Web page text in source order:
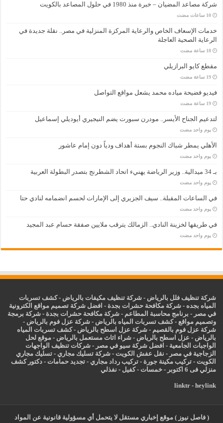
شركة مصاعد المضيان – خبرة منذ 1980 في حلول المصاعد بالكويت
‏10 ساعات مضت
خدمات الإسعاف الخاص والرعاية المركزة المنزلية في مصر.. نقلة جديدة في
الرعاية الصحية العاجلة
‏18 ساعة مضت
مقطع كايو البرازيلي
‏19 ساعة مضت
فيديو فضيحة مياده محمد يشعل مواقع التواصل
‏19 ساعة مضت
لتدعيم الجناح الأيسر.. مودرن سبورت يضم النيجيري أيوديلي إسماعيل
‏يوم واحد مضت
الأهلي يمطر شباك النجوم بستة أهداف ودياً دون إمام عاشور
‏يوم واحد مضت
بـ 34 ميدالية.. وزير الرياضة يهنيء اتحاد الشطرنج بتصدر البطولة العربية
‏يوم واحد مضت
في الساعات المقبلة.. سيف الجزيري إلى الإمارات لحسم انضمامه لنادي حتا
‏يوم واحد مضت
في طريقها لخزينة النادي.. الزمالك يترقب ملايين صفقة حسام عبد المجيد
‏يوم واحد مضت
شركة تنظيف فلل بالرياض -شركة تنظيف مكيفات بالرياض -كشف تسربات
المياه بجده -شركة مكافحة حشرات بجدة - افضل شركة تصميم مواقع الكترونية
في مصر - برنامج محاسبة المطاعم -شركة مكافحة حشرات بجدة -شركة برمجة
وتصميم مواقع -كشف تسربات المياه بالرياض -شركة عزل فوم بالرياض -
شركة عزل فوم بالقصيم -شركة عزل اسطح بالرياض -كشف تسربات المياه
بالرياض - عزل اسطح بالرياض -شراء اثاث مستعمل بالرياض - موقع لحل
الواجبات الجامعية - افضل شركة سيو في مصر -شركات تنظيف الواجهات
الزجاجية في مصر - نقل عفش الكويت -شركة تسليك مجاري -تسليك مجاري
الكويت -تركيب مكينة جورة -تركيب رداد مجاري -تجديد حمامات -دكتور كشف
منزلي فى 6 اكتوبر
-خمسات -كفيل - نفذلي
linktr- heylink
( فاصل نيوز ) موقع إخباري مستقل لا يتحمل أي مسؤولية قانونية عن المواد